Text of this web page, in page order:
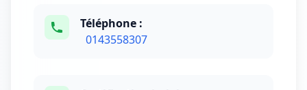
Téléphone :
0143558307